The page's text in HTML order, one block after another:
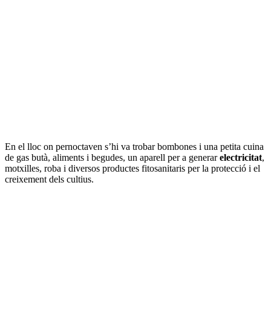
En el lloc on pernoctaven s’hi va trobar bombones i una petita cuina
de gas butà, aliments i begudes, un aparell per a generarelectricitat,
motxilles, roba i diversos productes fitosanitaris per la protecció i el
creixement dels cultius.